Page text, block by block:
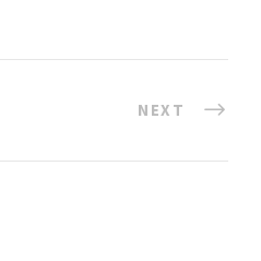
NEXT